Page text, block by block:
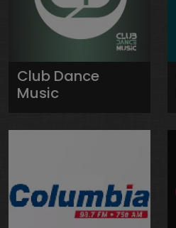
Club Dance
Music